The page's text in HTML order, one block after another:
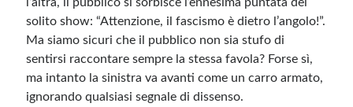
solito show: “Attenzione, il fascismo è dietro l’angolo!”.
Ma siamo sicuri che il pubblico non sia stufo di
sentirsi raccontare sempre la stessa favola? Forse sì,
ma intanto la sinistra va avanti come un carro armato,
ignorando qualsiasi segnale di dissenso.